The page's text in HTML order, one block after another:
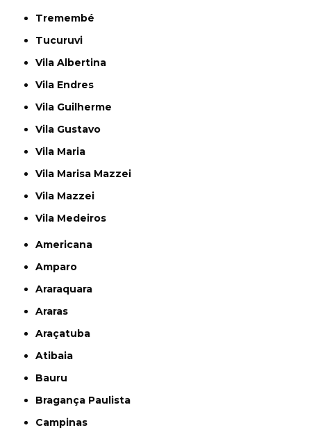
Tremembé
Tucuruvi
Vila Albertina
Vila Endres
Vila Guilherme
Vila Gustavo
Vila Maria
Vila Marisa Mazzei
Vila Mazzei
Vila Medeiros
Americana
Amparo
Araraquara
Araras
Araçatuba
Atibaia
Bauru
Bragança Paulista
Campinas